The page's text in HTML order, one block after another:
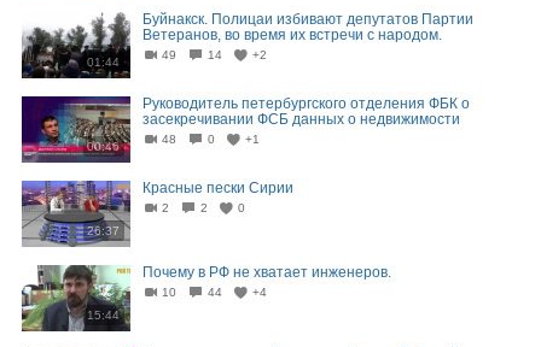
01:44
Буйнакск. Полицаи избивают депутатов Партии
Ветеранов, во время их встречи с народом.
49 14 +2
00:46
Руководитель петербургского отделения ФБК о
засекречивании ФСБ данных о недвижимости
48 0 +1
26:37
Красные пески Сирии
2 2 0
15:44
Почему в РФ не хватает инженеров.
10 44 +4